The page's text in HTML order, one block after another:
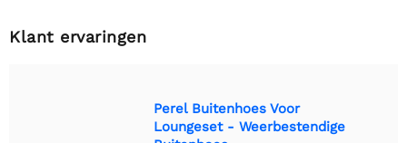
Klant ervaringen
Perel Buitenhoes Voor
Loungeset - Weerbestendige